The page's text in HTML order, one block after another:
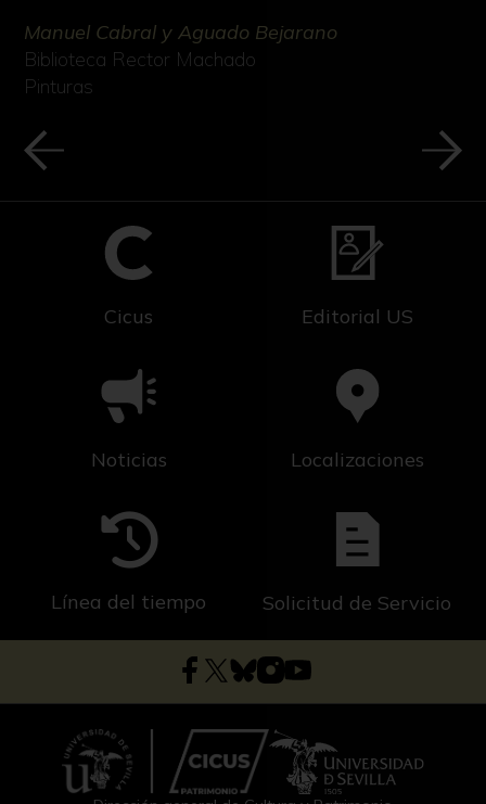
Manuel Cabral y Aguado Bejarano
Biblioteca Rector Machado
Pinturas
Cicus Editorial US
Noticias Localizaciones
Línea del tiempo Solicitud de Servicio